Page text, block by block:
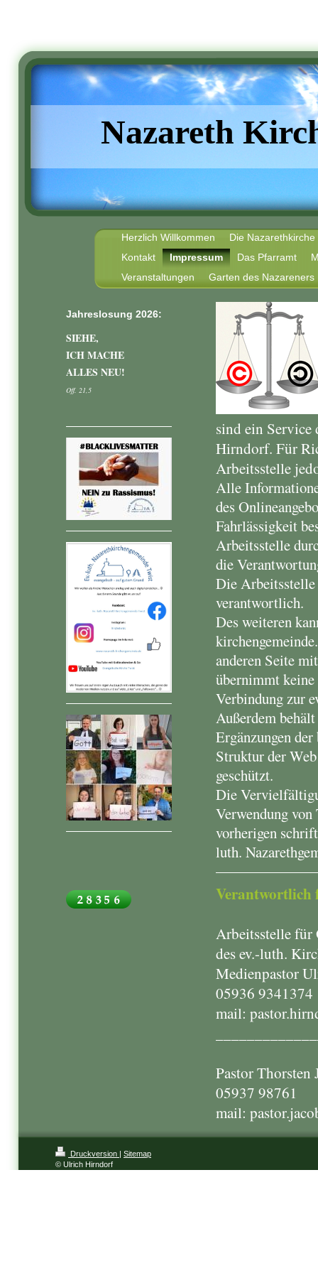
Nazareth
Herzlich Willkommen
Die Nazarethkirche
Kontakt
Impressum Das Pfarramt
Veranstaltungen
Garten des Nazareners
sind ein
Hirndorf. Für
Arbeitsstelle
Alle
des
Fahrlässigkeit
Arbeitsstelle
die
Die
verantwortlich.
Des weiteren
anderen Seite
übernimmt
Verbindung zur
Außerdem
Ergänzungen
Struktur der
geschützt.
Die
Verwendung
vorherigen
luth.
Arbeitsstelle
des ev.-luth.
Medienpastor
05936 9341374
mail:
Pastor Thorsten
05937 98761
mail:
Jahreslosung 2026:
SIEHE,
ICH MACHE
ALLES NEU!
Off. 21,5
Druckversion | Sitemap
© Ulrich Hirndorf